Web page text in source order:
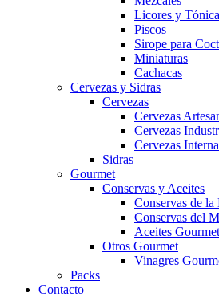
Licores y
Piscos
Sirope para
Miniaturas
Cachacas
Cervezas y Sidras
Cervezas
Cervezas
Cervezas
Cervezas
Sidras
Gourmet
Conservas y Aceites
Conservas de la
Conservas del
Aceites Gourmet
Otros Gourmet
Vinagres
Packs
Contacto